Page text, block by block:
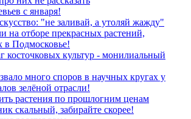
с января!
"не заливай, а утоляй жажду"
на отборе прекрасных растений,
Подмосковье!
косточковых культур - монилиальный
много споров в научных кругах у
зелёной отрасли!
растения по прошлогним ценам
скальный, забирайте скорее!